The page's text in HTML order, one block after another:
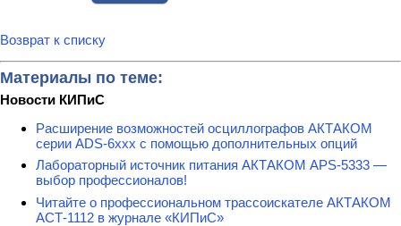
Возврат к списку
Материалы по теме:
Новости КИПиС
Расширение возможностей осциллографов АКТАКОМ
серии ADS-6ххх с помощью дополнительных опций
Лабораторный источник питания АКТАКОМ APS-5333 —
выбор профессионалов!
Читайте о профессиональном трассоискателе АКТАКОМ
АСТ-1112 в журнале «КИПиС»